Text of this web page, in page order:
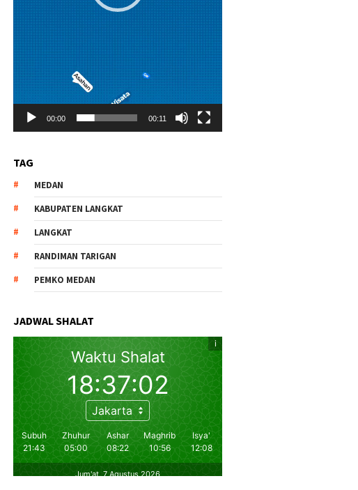
00:00 00:11
TAG
MEDAN
KABUPATEN LANGKAT
LANGKAT
RANDIMAN TARIGAN
PEMKO MEDAN
JADWAL SHALAT